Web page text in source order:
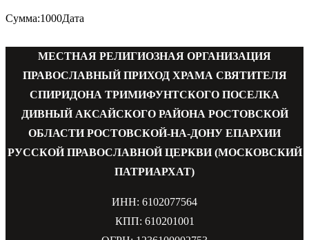
Сумма:1000Дата
МЕСТНАЯ РЕЛИГИОЗНАЯ ОРГАНИЗАЦИЯ
ПРАВОСЛАВНЫЙ ПРИХОД ХРАМА СВЯТИТЕЛЯ
СПИРИДОНА ТРИМИФУНТСКОГО ПОСЕЛКА
ДИВНЫЙ АКСАЙСКОГО РАЙОНА РОСТОВСКОЙ
ОБЛАСТИ РОСТОВСКОЙ-НА-ДОНУ ЕПАРХИИ
РУССКОЙ ПРАВОСЛАВНОЙ ЦЕРКВИ (МОСКОВСКИЙ
ПАТРИАРХАТ)
ИНН: 6102077564
КПП: 610201001